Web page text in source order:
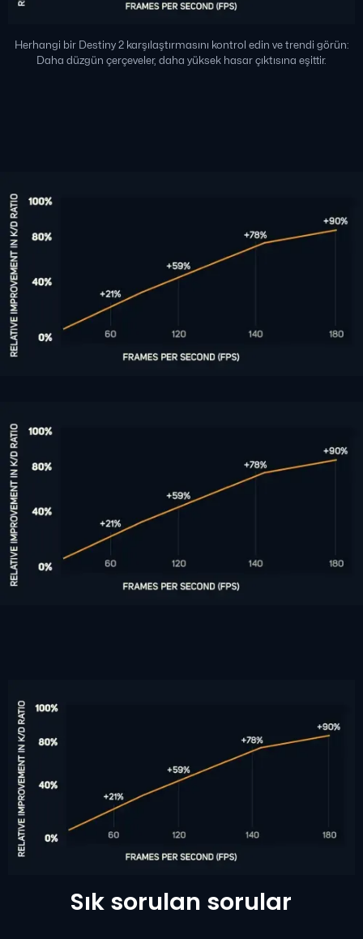
Herhangi bir Destiny 2 karşılaştırmasını kontrol edin ve trendi görün:
Daha düzgün çerçeveler, daha yüksek hasar çıktısına eşittir.
Sık sorulan sorular